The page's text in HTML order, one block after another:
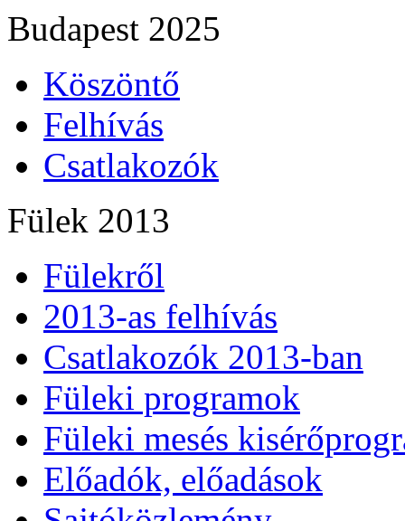
Budapest 2025
Köszöntő
Felhívás
Csatlakozók
Fülek 2013
Fülekről
2013-as felhívás
Csatlakozók 2013-ban
Füleki programok
Füleki mesés
Előadók, előadások